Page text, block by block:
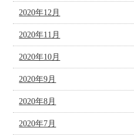
2020年12月
2020年11月
2020年10月
2020年9月
2020年8月
2020年7月